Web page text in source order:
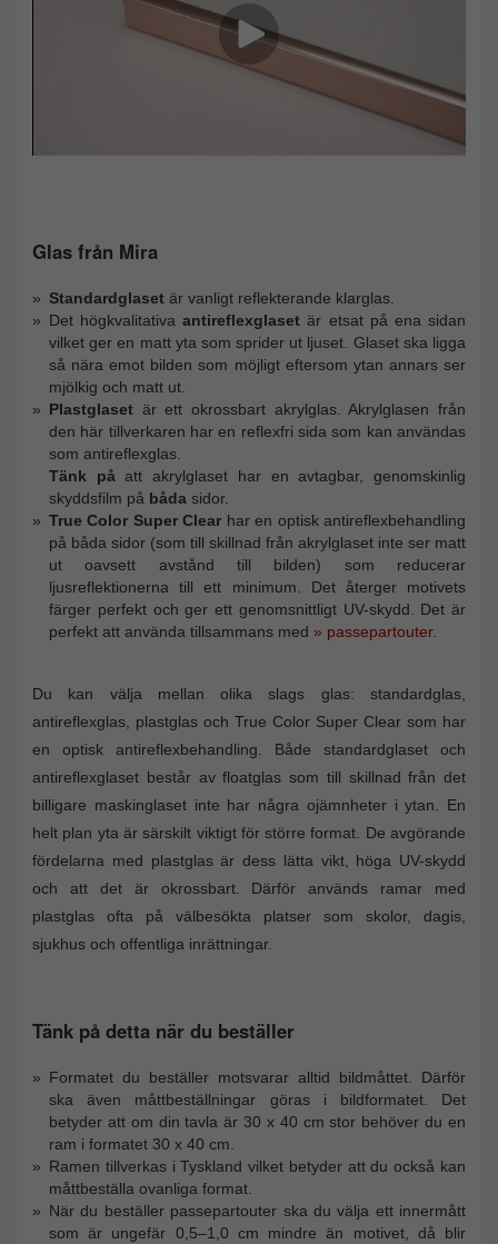
Glas från Mira
Standardglaset är vanligt reflekterande klarglas.
Det högkvalitativaantireflexglaset är etsat på ena sidan
vilket ger en matt yta som sprider ut ljuset. Glaset ska ligga
så nära emot bilden som möjligt eftersom ytan annars ser
mjölkig och matt ut.
Plastglaset är ett okrossbart akrylglas. Akrylglasen från
den här tillverkaren har en reflexfri sida som kan användas
som antireflexglas.
Tänk påatt akrylglaset har en avtagbar, genomskinlig
skyddsfilm på båda sidor.
True Color Super Clear har en optisk antireflexbehandling
på båda sidor (som till skillnad från akrylglaset inte ser matt
ut oavsett avstånd till bilden) som reducerar
ljusreflektionerna till ett minimum. Det återger motivets
färger perfekt och ger ett genomsnittligt UV-skydd. Det är
perfekt att använda tillsammans med » passepartouter.
Du kan välja mellan olika slags glas: standardglas,
antireflexglas, plastglas och True Color Super Clear som har
en optisk antireflexbehandling. Både standardglaset och
antireflexglaset består av floatglas som till skillnad från det
billigare maskinglaset inte har några ojämnheter i ytan. En
helt plan yta är särskilt viktigt för större format. De avgörande
fördelarna med plastglas är dess lätta vikt, höga UV-skydd
och att det är okrossbart. Därför används ramar med
plastglas ofta på välbesökta platser som skolor, dagis,
sjukhus och offentliga inrättningar.
Tänk på detta när du beställer
Formatet du beställer motsvarar alltid bildmåttet. Därför
ska även måttbeställningar göras i bildformatet. Det
betyder att om din tavla är 30 x 40 cm stor behöver du en
ram i formatet 30 x 40 cm.
Ramen tillverkas i Tyskland vilket betyder att du också kan
måttbeställa ovanliga format.
När du beställer passepartouter ska du välja ett innermått
som är ungefär 0,5–1,0 cm mindre än motivet, då blir